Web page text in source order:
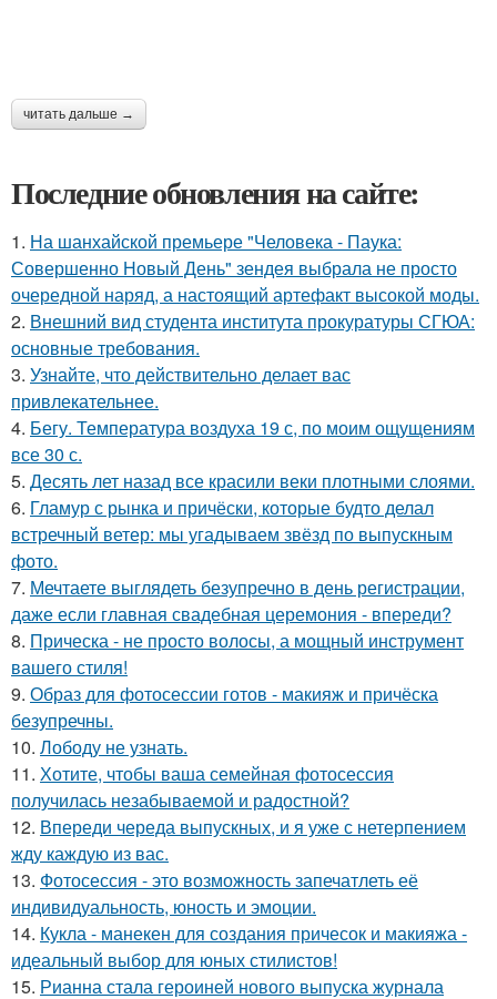
читать дальше →
Последние обновления на сайте:
1. На шанхайской премьере "Человека - Паука:
Совершенно Новый День" зендея выбрала не просто
очередной наряд, а настоящий артефакт высокой моды.
2. Внешний вид студента института прокуратуры СГЮА:
основные требования.
3. Узнайте, что действительно делает вас
привлекательнее.
4. Бегу. Температура воздуха 19 с, по моим ощущениям
все 30 с.
5. Десять лет назад все красили веки плотными слоями.
6. Гламур с рынка и причёски, которые будто делал
встречный ветер: мы угадываем звёзд по выпускным
фото.
7. Мечтаете выглядеть безупречно в день регистрации,
даже если главная свадебная церемония - впереди?
8. Прическа - не просто волосы, а мощный инструмент
вашего стиля!
9. Образ для фотосессии готов - макияж и причёска
безупречны.
10. Лободу не узнать.
11. Хотите, чтобы ваша семейная фотосессия
получилась незабываемой и радостной?
12. Впереди череда выпускных, и я уже с нетерпением
жду каждую из вас.
13. Фотосессия - это возможность запечатлеть её
индивидуальность, юность и эмоции.
14. Кукла - манекен для создания причесок и макияжа -
идеальный выбор для юных стилистов!
15. Рианна стала героиней нового выпуска журнала